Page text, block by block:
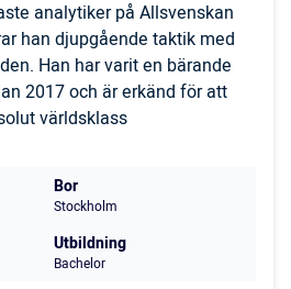
analytiker på Allsvenskan
han djupgående taktik med
Han har varit en bärande
2017 och är erkänd för att
världsklass
Bor
Stockholm
Utbildning
Bachelor